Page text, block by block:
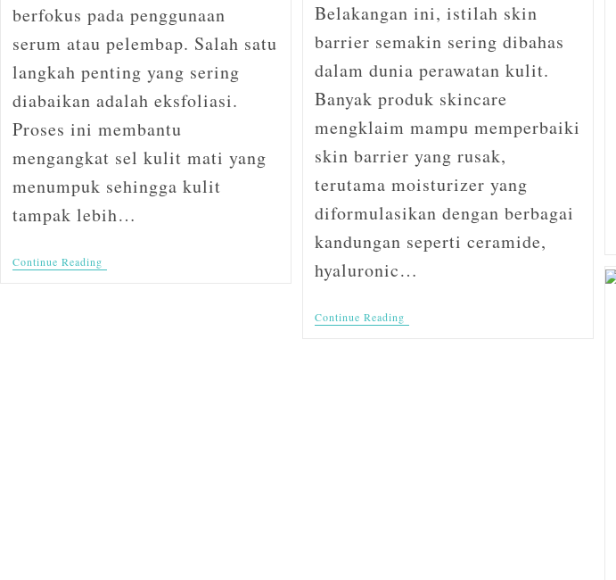
berfokus pada penggunaan
serum atau pelembap. Salah satu
langkah penting yang sering
diabaikan adalah eksfoliasi.
Proses ini membantu
mengangkat sel kulit mati yang
menumpuk sehingga kulit
tampak lebih…
Continue Reading
Belakangan ini, istilah skin
barrier semakin sering dibahas
dalam dunia perawatan kulit.
Banyak produk skincare
mengklaim mampu memperbaiki
skin barrier yang rusak,
terutama moisturizer yang
diformulasikan dengan berbagai
kandungan seperti ceramide,
hyaluronic…
Continue Reading